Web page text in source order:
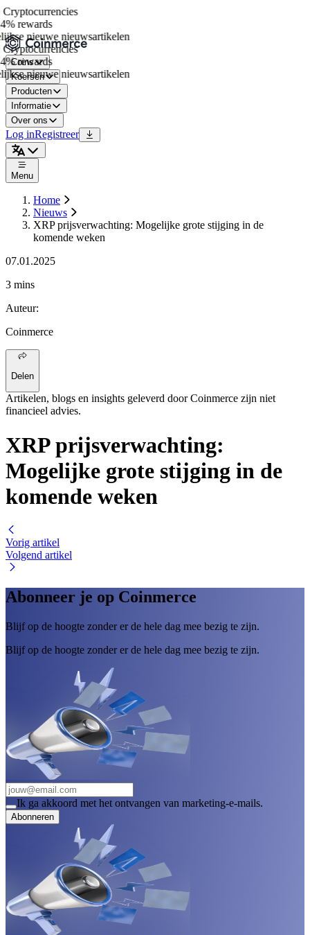
rewards
nieuwe nieuwsartikelen
rewards
nieuwe nieuwsartikelen
Coins
Koersen
Producten
Informatie
Over ons
Log inRegistreer
Menu
Home
Nieuws
XRP prijsverwachting: Mogelijke grote stijging in de
komende weken
07.01.2025
3 mins
Auteur:
Coinmerce
Delen
Artikelen, blogs en insights geleverd door Coinmerce zijn niet
financieel advies.
XRP prijsverwachting:
Mogelijke grote stijging in de
komende weken
Vorig artikel
Volgend artikel
Abonneer je op Coinmerce
Blijf op de hoogte zonder er de hele dag mee bezig te zijn.
Blijf op de hoogte zonder er de hele dag mee bezig te zijn.
Ik ga akkoord met het ontvangen van marketing-e-mails.
Abonneren